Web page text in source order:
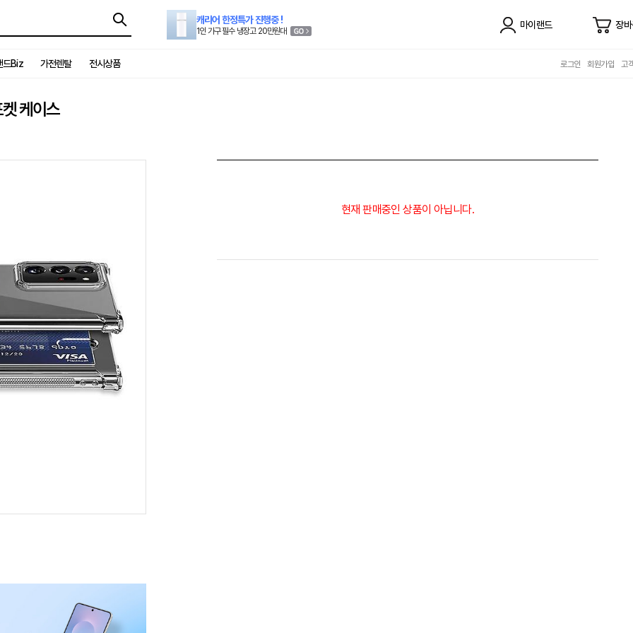
캐리어 한정특가 진행중 !
1인 가구 필수 냉장고 20만원대
마이랜드 장
드Biz 가전렌탈 전시상품 로그인 회원가입 고
케이스
현재 판매중인 상품이 아닙니다.